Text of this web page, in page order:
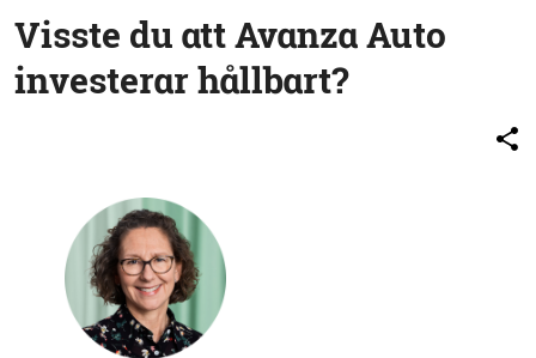
Visste du att Avanza Auto
investerar hållbart?